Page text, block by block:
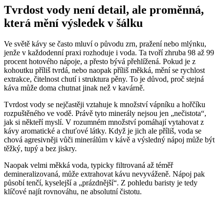
Tvrdost vody není detail, ale proměnná,
která mění výsledek v šálku
Ve světě kávy se často mluví o původu zrn, pražení nebo mlýnku,
jenže v každodenní praxi rozhoduje i voda. Ta tvoří zhruba 98 až 99
procent hotového nápoje, a přesto bývá přehlížená. Pokud je z
kohoutku příliš tvrdá, nebo naopak příliš měkká, mění se rychlost
extrakce, čitelnost chutí i struktura pěny. To je důvod, proč stejná
káva může doma chutnat jinak než v kavárně.
Tvrdost vody se nejčastěji vztahuje k množství vápníku a hořčíku
rozpuštěného ve vodě. Právě tyto minerály nejsou jen „nečistota“,
jak si někteří myslí. V rozumném množství pomáhají vytahovat z
kávy aromatické a chuťové látky. Když je jich ale příliš, voda se
chová agresivněji vůči minerálům v kávě a výsledný nápoj může být
těžký, tupý a bez jiskry.
Naopak velmi měkká voda, typicky filtrovaná až téměř
demineralizovaná, může extrahovat kávu nevyváženě. Nápoj pak
působí tenčí, kyselejší a „prázdnější“. Z pohledu baristy je tedy
klíčové najít rovnováhu, ne absolutní čistotu.